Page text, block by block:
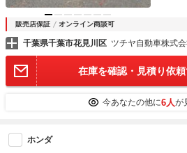
販売店保証 オンライン商談可
千葉県千葉市花見川区 ツチヤ自動車株式
在庫を確認・見積り依
今あなたの他に6人が
ホンダ